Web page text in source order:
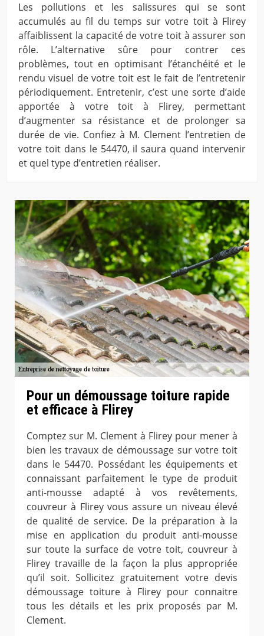
Les pollutions et les salissures qui se sont
accumulés au fil du temps sur votre toit à Flirey
affaiblissent la capacité de votre toit à assurer son
rôle. L’alternative sûre pour contrer ces
problèmes, tout en optimisant l’étanchéité et le
rendu visuel de votre toit est le fait de l’entretenir
périodiquement. Entretenir, c’est une sorte d’aide
apportée à votre toit à Flirey, permettant
d’augmenter sa résistance et de prolonger sa
durée de vie. Confiez à M. Clement l’entretien de
votre toit dans le 54470, il saura quand intervenir
et quel type d’entretien réaliser.
Pour un démoussage toiture rapide
et efficace à Flirey
Comptez sur M. Clement à Flirey pour mener à
bien les travaux de démoussage sur votre toit
dans le 54470. Possédant les équipements et
connaissant parfaitement le type de produit
anti-mousse adapté à vos revêtements,
couvreur à Flirey vous assure un niveau élevé
de qualité de service. De la préparation à la
mise en application du produit anti-mousse
sur toute la surface de votre toit, couvreur à
Flirey travaille de la façon la plus appropriée
qu’il soit. Sollicitez gratuitement votre devis
démoussage toiture à Flirey pour connaitre
tous les détails et les prix proposés par M.
Clement.